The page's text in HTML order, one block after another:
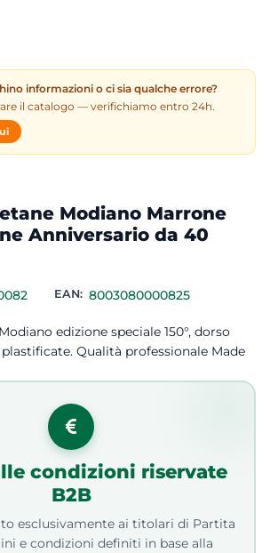
informazioni o ci sia qualche errore?
il catalogo — verifichiamo entro 24h.
Modiano Marrone
Anniversario da 40
EAN: 8003080000825
edizione speciale 150°, dorso
Qualità professionale Made
condizioni riservate
B2B
esclusivamente ai titolari di Partita
e condizioni definiti in base alla